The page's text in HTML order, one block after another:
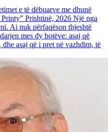
e të dëbuarve me dhunë
Prishtinë, 2026 Një nga
Ai nuk përfaqëson thjeshtë
mes dy botëve: asaj që
asaj që i pret në vazhdim, të